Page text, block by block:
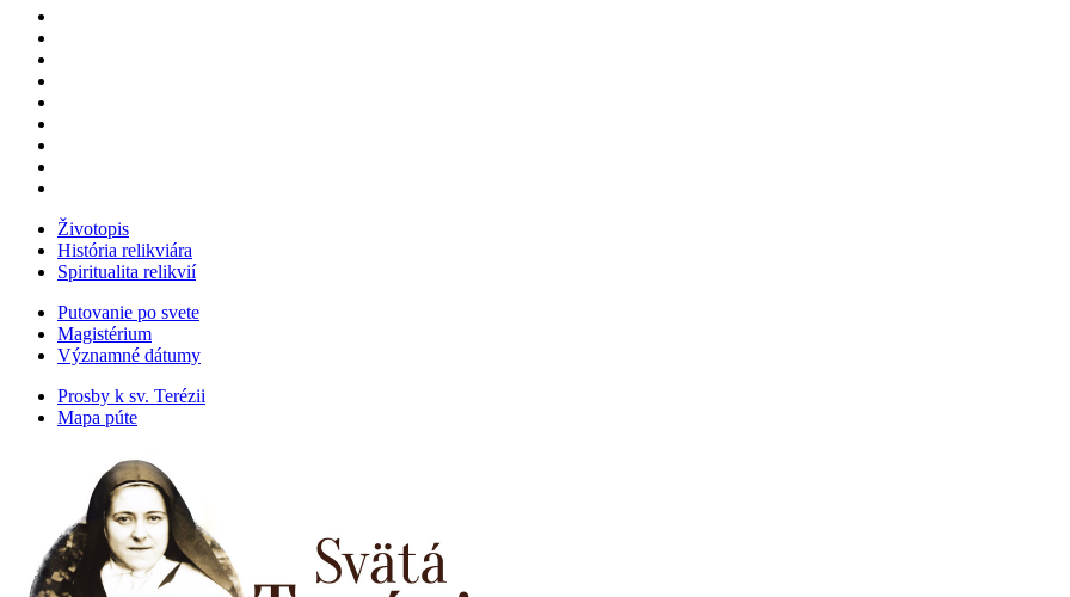
Životopis
História relikviára
Spiritualita relikvií
Putovanie po svete
Magistérium
Významné dátumy
Prosby k sv. Terézii
Mapa púte